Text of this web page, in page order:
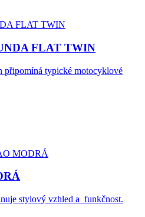
FLAT TWIN
připomíná typické motocyklové
stylový vzhled a funkčnost.